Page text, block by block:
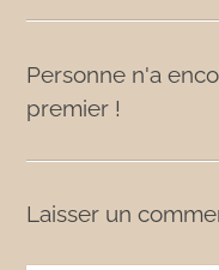
Personne n'a
premier !
Laisser un